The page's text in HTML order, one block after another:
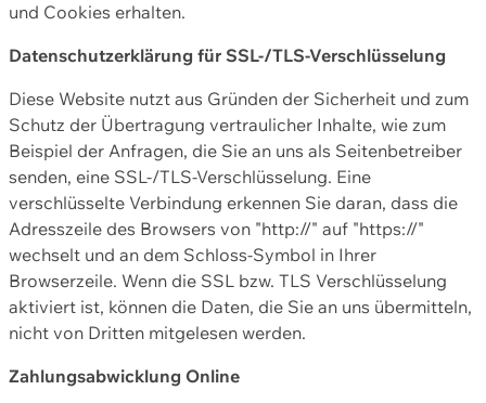
und Cookies erhalten.
Datenschutzerklärung für SSL-/TLS-Verschlüsselung
Diese Website nutzt aus Gründen der Sicherheit und zum
Schutz der Übertragung vertraulicher Inhalte, wie zum
Beispiel der Anfragen, die Sie an uns als Seitenbetreiber
senden, eine SSL-/TLS-Verschlüsselung. Eine
verschlüsselte Verbindung erkennen Sie daran, dass die
Adresszeile des Browsers von "http://" auf "https://"
wechselt und an dem Schloss-Symbol in Ihrer
Browserzeile. Wenn die SSL bzw. TLS Verschlüsselung
aktiviert ist, können die Daten, die Sie an uns übermitteln,
nicht von Dritten mitgelesen werden.
Zahlungsabwicklung Online